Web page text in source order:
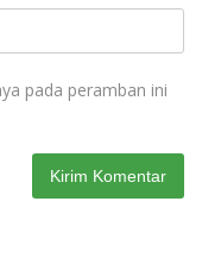
pada peramban ini